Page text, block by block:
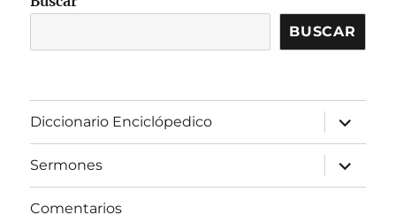
BUSCAR
Diccionario Enciclópedico
expandir
el
menú
inferior
Sermones
expandir
el
menú
Comentarios